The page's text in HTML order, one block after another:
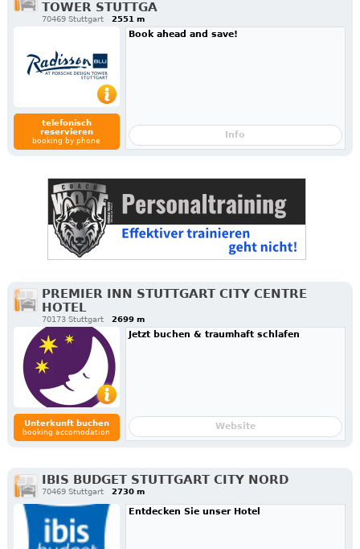
TOWER STUTTGA
70469 Stuttgart 2551 m
telefonisch
reservieren
booking by phone
Book ahead and save!
Info
PREMIER INN STUTTGART CITY CENTRE
HOTEL
70173 Stuttgart 2699 m
Unterkunft buchen
booking accomodation
Jetzt buchen & traumhaft schlafen
Website
IBIS BUDGET STUTTGART CITY NORD
70469 Stuttgart 2730 m
Entdecken Sie unser Hotel